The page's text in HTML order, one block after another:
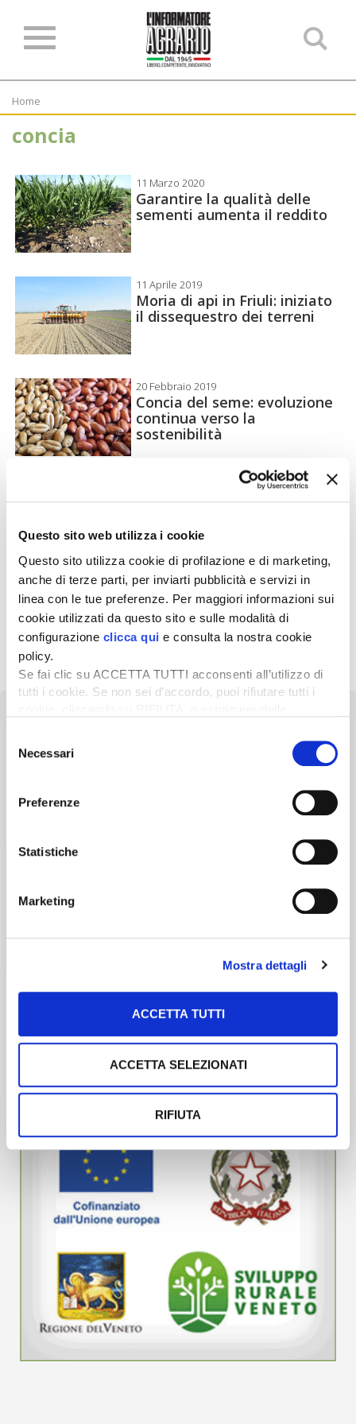
Questo sito web utilizza i cookie
Questo sito utilizza cookie di profilazione e di marketing,
anche di terze parti, per inviarti pubblicità e servizi in
linea con le tue preferenze. Per maggiori informazioni sui
cookie utilizzati da questo sito e sulle modalità di
configurazione clicca qui e consulta la nostra cookie
policy.
Se fai clic su ACCETTA TUTTI acconsenti all’utilizzo di
tutti i cookie. Se non sei d’accordo, puoi rifiutare tutti i
desideri accettare e cliccando ACCETTA SELEZIONATI.
delNecessari
Preferenze
Statistiche
Marketing
Mostra dettagli
ACCETTA TUTTI
ACCETTA SELEZIONATI
RIFIUTA
Home
concia
11 Marzo 2020
Garantire la qualità delle
sementi aumenta il reddito
11 Aprile 2019
Moria di api in Friuli: iniziato
il dissequestro dei terreni
20 Febbraio 2019
Concia del seme: evoluzione
continua verso la
sostenibilità
Assosementi: concia
filiera del mais
14 Gennaio 2019
Più resa dal mais con la
concia innovativa